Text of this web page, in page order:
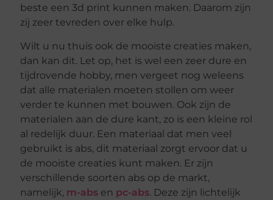
beste een 3d print kunnen maken. Daarom zijn
zij zeer tevreden over elke hulp.
Wilt u nu thuis ook de mooiste creaties maken,
dan kan dit. Let op, het is wel een zeer dure en
tijdrovende hobby, men vergeet nog weleens
dat alle materialen moeten stollen om weer
verder te kunnen met bouwen. Ook zijn de
materialen aan de dure kant, zo is een kleine rol
al redelijk duur. Een materiaal dat men veel
gebruikt is abs, dit materiaal zorgt ervoor dat u
de mooiste creaties kunt maken. Er zijn
verschillende soorten abs op de markt,
namelijk, m-abs en pc-abs. Deze zijn lichtelijk